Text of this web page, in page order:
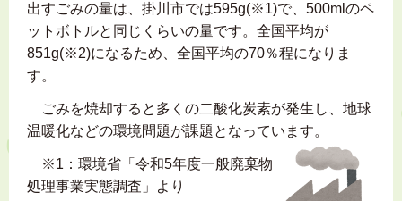
出すごみの量は、掛川市では595g(※1)で、500mlのペ
ットボトルと同じくらいの量です。全国平均が
851g(※2)になるため、全国平均の70％程になりま
す。
ごみを焼却すると多くの二酸化炭素が発生し、地球
温暖化などの環境問題が課題となっています。
※1：環境省「令和5年度一般廃棄物
処理事業実態調査」より